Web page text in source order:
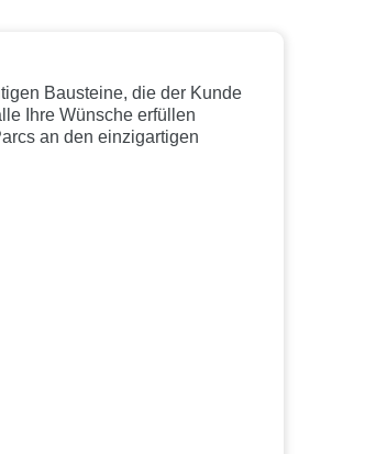
Bausteine, die der Kunde
Ihre Wünsche erfüllen
an den einzigartigen